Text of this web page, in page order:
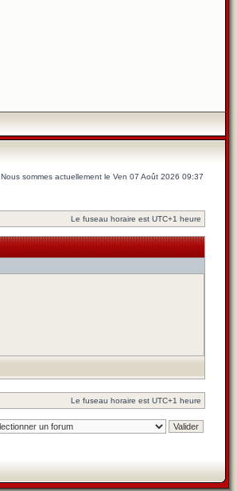
Nous sommes actuellement le Ven 07 Août 2026 09:37
Le fuseau horaire est UTC+1 heure
Le fuseau horaire est UTC+1 heure